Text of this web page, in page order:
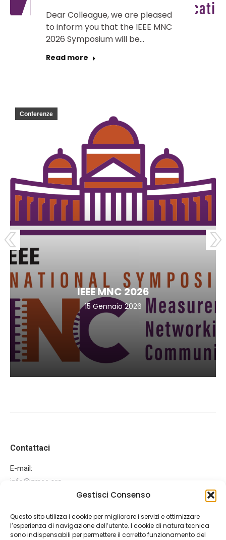
Gestisci Consenso
Questo sito utilizza i cookie per migliorare i servizi e ottimizzare
l’esperienza di navigazione dell’utente. I cookie di natura tecnica
sono indispensabili per permettere il corretto funzionamento del
Dear Colleague, we are pleased
to inform you that the IEEE MNC
2026 Symposium will be…
Read more
Conferenze
IEEE MNC 2026
15 Gennaio 2026
Contattaci
E-mail:
info@gmee.org
page
opens
page
opens
Ultime News